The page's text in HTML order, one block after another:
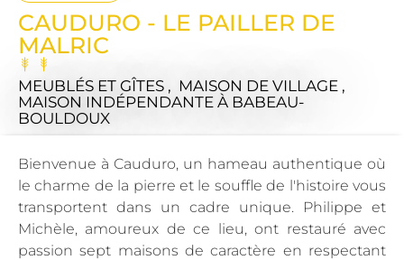
CAUDURO - LE PAILLER DE
MALRIC
MEUBLÉS ET GÎTES , MAISON DE VILLAGE ,
MAISON INDÉPENDANTE À BABEAU-
BOULDOUX
Bienvenue à Cauduro, un hameau authentique où
le charme de la pierre et le souffle de l'histoire vous
transportent dans un cadre unique. Philippe et
Michèle, amoureux de ce lieu, ont restauré avec
passion sept maisons de caractère en respectant